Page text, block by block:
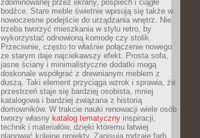
zdominowanej przez ekrany, pośpiech i ciągłe
bodźce. Stare meble świetnie wpisują się także w
nowoczesne podejście do urządzania wnętrz. Nie
trzeba tworzyć mieszkania w stylu retro, by
wykorzystać odnowioną komodę czy stolik.
Przeciwnie, często to właśnie połączenie nowego
ze starym daje najciekawszy efekt. Prosta sofa,
jasne ściany i minimalistyczne dodatki mogą
doskonale współgrać z drewnianym meblem z
duszą. Taki element przyciąga wzrok i sprawia, że
przestrzeń staje się bardziej osobista, mniej
katalogowa i bardziej związana z historią
domowników. W trakcie nauki renowacji wiele osób
tworzy własny katalog tematyczny inspiracji,
technik i materiałów, dzięki któremu łatwiej
planować kolejne projekty. Zapisują rodzaje farb,